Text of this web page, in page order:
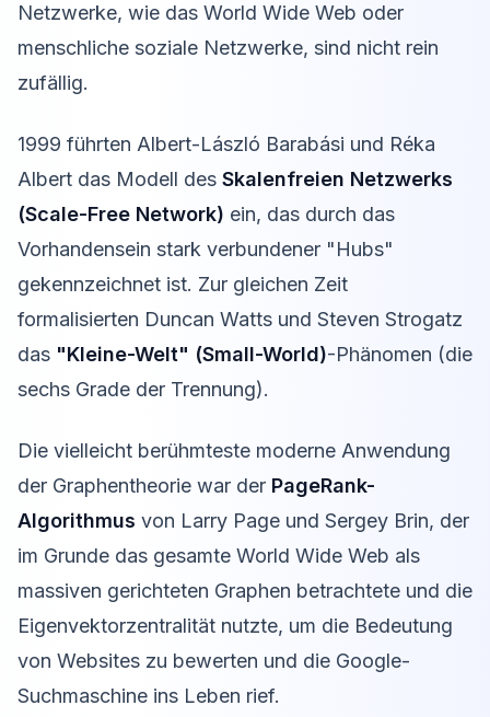
Netzwerke, wie das World Wide Web oder
menschliche soziale Netzwerke, sind nicht rein
zufällig.
1999 führten Albert-László Barabási und Réka
Albert das Modell des Skalenfreien Netzwerks
(Scale-Free Network) ein, das durch das
Vorhandensein stark verbundener "Hubs"
gekennzeichnet ist. Zur gleichen Zeit
formalisierten Duncan Watts und Steven Strogatz
das "Kleine-Welt" (Small-World)-Phänomen (die
sechs Grade der Trennung).
Die vielleicht berühmteste moderne Anwendung
der Graphentheorie war der PageRank-
Algorithmus von Larry Page und Sergey Brin, der
im Grunde das gesamte World Wide Web als
massiven gerichteten Graphen betrachtete und die
Eigenvektorzentralität nutzte, um die Bedeutung
von Websites zu bewerten und die Google-
Suchmaschine ins Leben rief.